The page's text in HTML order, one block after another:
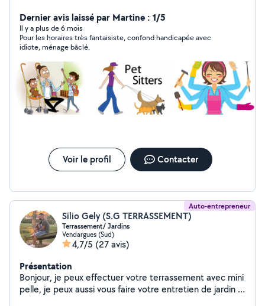
N'hésitez pas à me contacter .
Dernier avis laissé par Martine : 1/5
Il y a plus de 6 mois
Pour les horaires très fantaisiste, confond handicapée avec
idiote, ménage bâclé.
Voir le profil Contacter
Auto-entrepreneur
Silio Gely (S.G TERRASSEMENT)
Terrassement/ Jardins
Vendargues (Sud)
4,7/5 (27 avis)
Présentation
Bonjour, je peux effectuer votre terrassement avec mini
pelle, je peux aussi vous faire votre entretien de jardin (